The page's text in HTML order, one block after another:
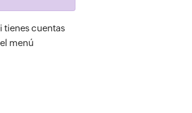
tienes cuentas
menú